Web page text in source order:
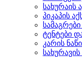
სახურაის
პიკაპის
ტენტები
კარის
სახურავის